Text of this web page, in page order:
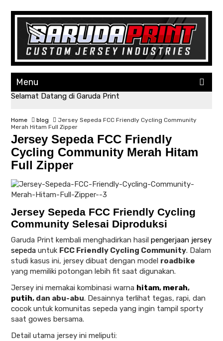
Menu
Selamat Datang di Garuda Print
Home blog
Jersey Sepeda FCC Friendly Cycling Community
Merah Hitam Full Zipper
Jersey Sepeda FCC Friendly
Cycling Community Merah Hitam
Full Zipper
Jersey Sepeda FCC Friendly Cycling
Community Selesai Diproduksi
Garuda Print kembali menghadirkan hasil pengerjaan jersey
sepeda untuk FCC Friendly Cycling Community. Dalam
studi kasus ini, jersey dibuat dengan model roadbike
yang memiliki potongan lebih fit saat digunakan.
Jersey ini memakai kombinasi warna hitam, merah,
putih, dan abu-abu. Desainnya terlihat tegas, rapi, dan
cocok untuk komunitas sepeda yang ingin tampil sporty
saat gowes bersama.
Detail utama jersey ini meliputi: